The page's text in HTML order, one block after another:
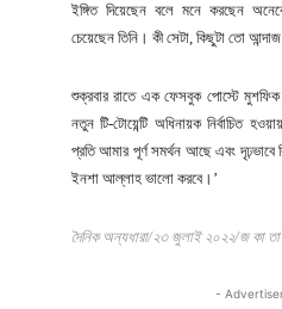
ইঙ্গিত দিয়েছেন বলে মনে করছেন
চেয়েছেন তিনি। কী সেটা, কিছুটা তো
শুক্রবার রাতে এক ফেসবুক পোস্টে মুশফিক
নতুন টি-টোয়েন্টি অধিনায়ক নির্বাচিত
প্রতি আমার পূর্ণ সমর্থন আছে এবং দৃঢ়ভাবে
ইনশা আল্লাহ ভালো করবে।’
দৈনিক অন্যধারা/২৩ জুলাই ২০২২/জ কা তা
-